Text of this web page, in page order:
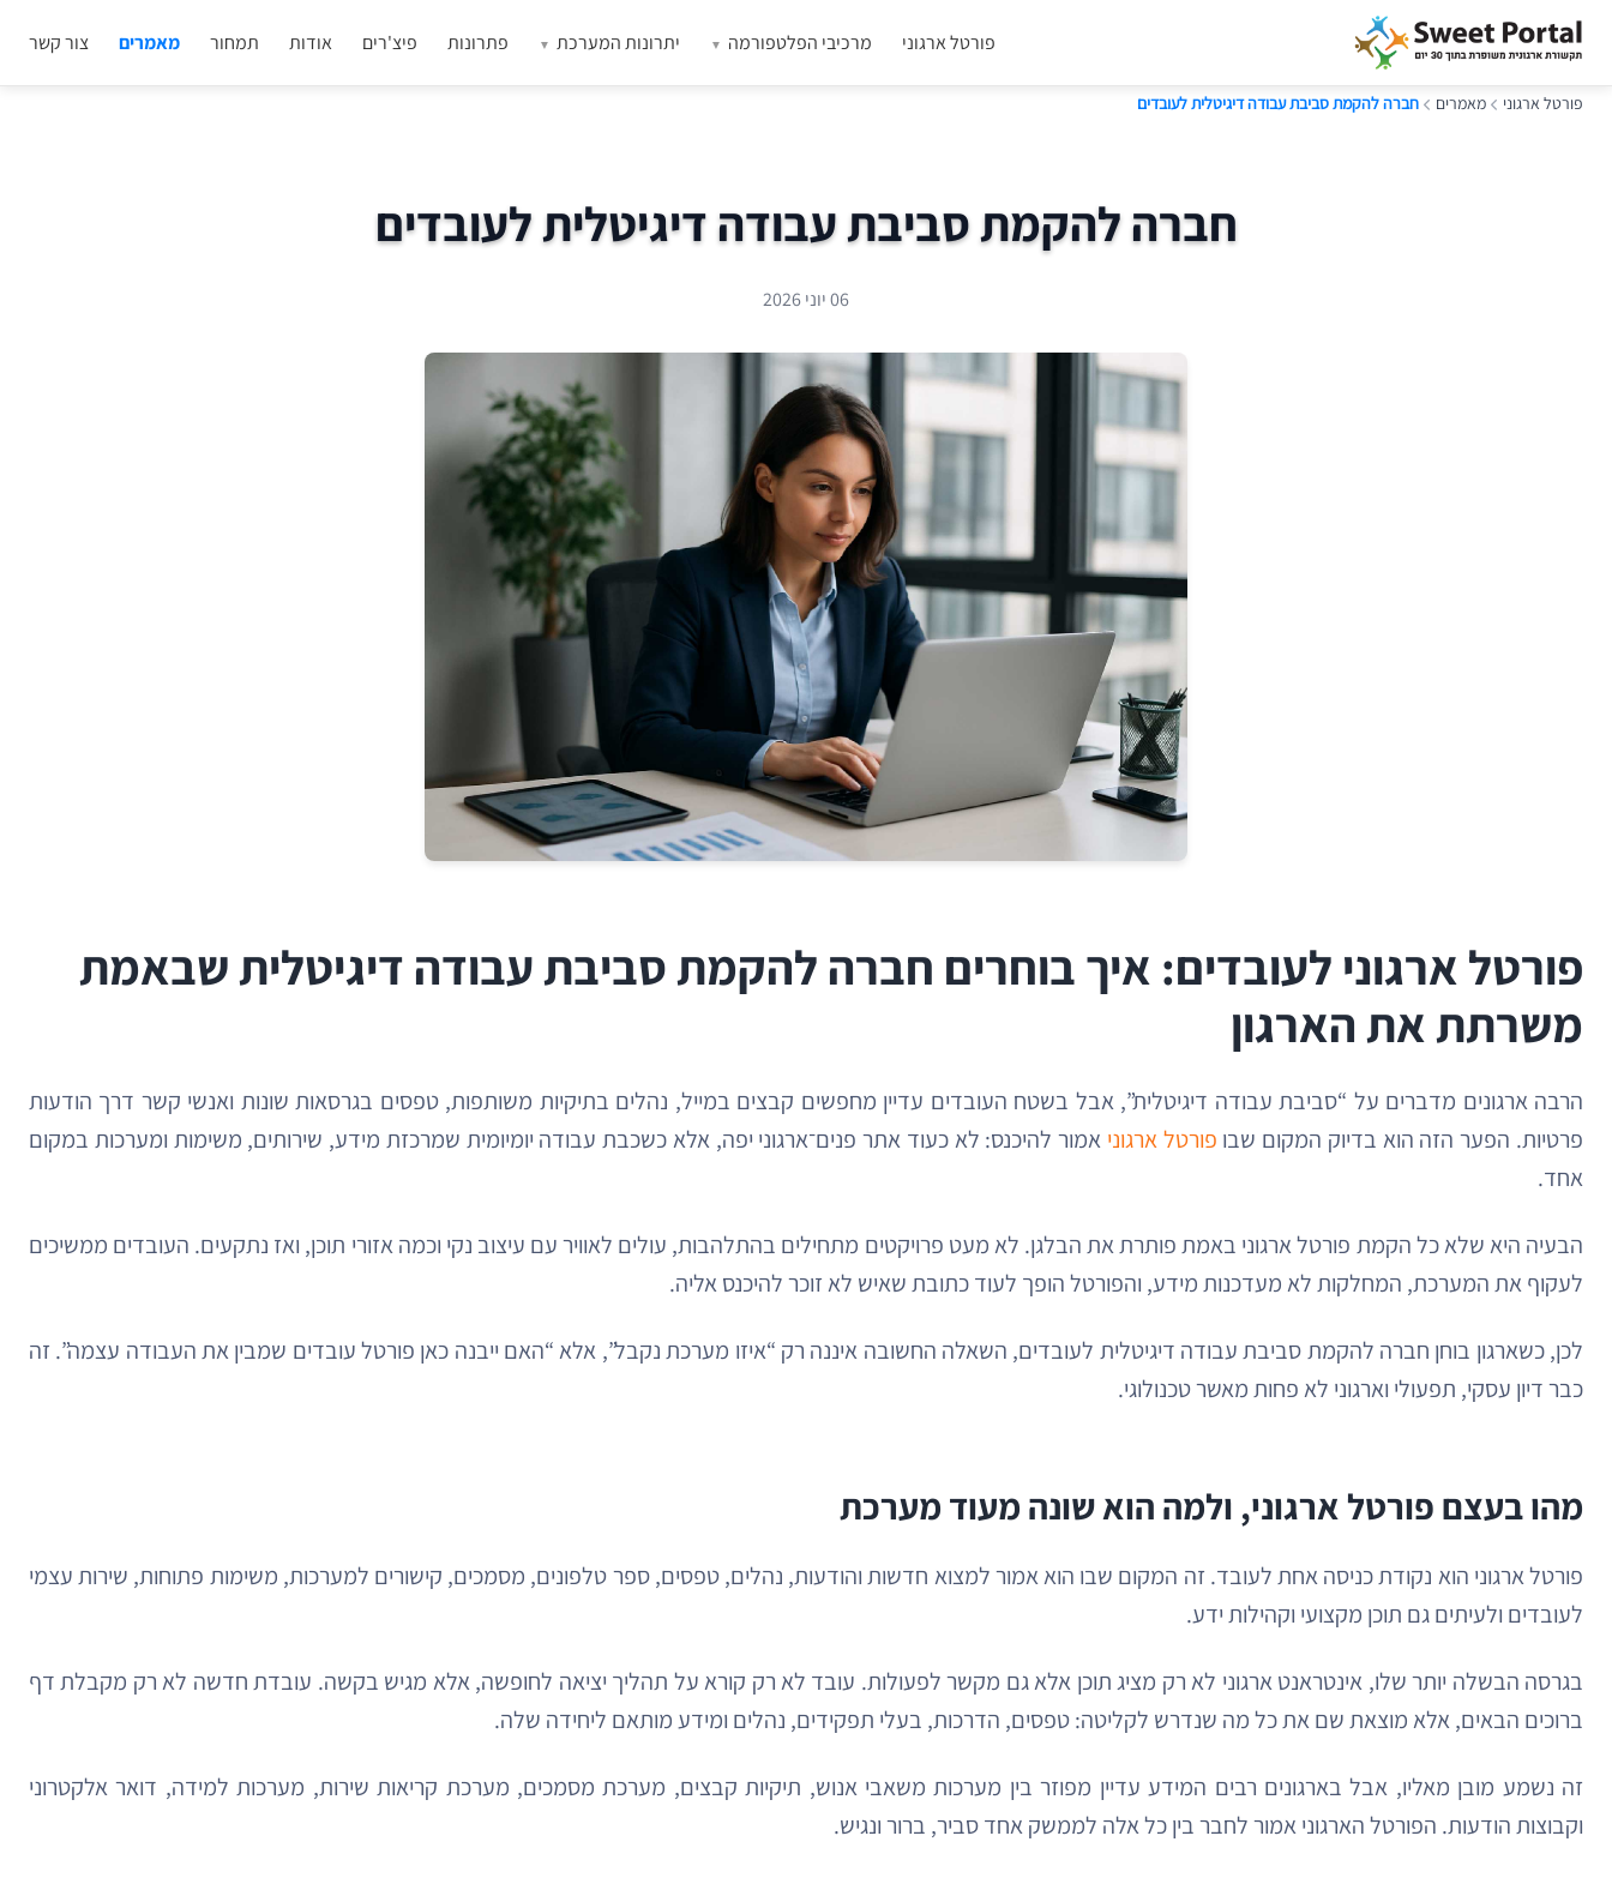
פורטל ארגוני מרכיבי הפלטפורמה יתרונות המערכת פתרונות פיצ'רים אודות תמחור מאמרים צור קשר
פורטל ארגוני מאמרים חברה להקמת סביבת עבודה דיגיטלית לעובדים
חברה להקמת סביבת עבודה דיגיטלית לעובדים
06 יוני 2026
פורטל ארגוני לעובדים: איך בוחרים חברה להקמת סביבת עבודה דיגיטלית שבאמת
משרתת את הארגון
הרבה ארגונים מדברים על “סביבת עבודה דיגיטלית”, אבל בשטח העובדים עדיין מחפשים קבצים במייל, נהלים בתיקיות משותפות, טפסים בגרסאות שונות ואנשי קשר דרך הודעות
פרטיות. הפער הזה הוא בדיוק המקום שבו פורטל ארגוני אמור להיכנס: לא כעוד אתר פנים־ארגוני יפה, אלא כשכבת עבודה יומיומית שמרכזת מידע, שירותים, משימות ומערכות במקום
אחד.
הבעיה היא שלא כל הקמת פורטל ארגוני באמת פותרת את הבלגן. לא מעט פרויקטים מתחילים בהתלהבות, עולים לאוויר עם עיצוב נקי וכמה אזורי תוכן, ואז נתקעים. העובדים ממשיכים
לעקוף את המערכת, המחלקות לא מעדכנות מידע, והפורטל הופך לעוד כתובת שאיש לא זוכר להיכנס אליה.
לכן, כשארגון בוחן חברה להקמת סביבת עבודה דיגיטלית לעובדים, השאלה החשובה איננה רק “איזו מערכת נקבל”, אלא “האם ייבנה כאן פורטל עובדים שמבין את העבודה עצמה”. זה
כבר דיון עסקי, תפעולי וארגוני לא פחות מאשר טכנולוגי.
מהו בעצם פורטל ארגוני, ולמה הוא שונה מעוד מערכת
פורטל ארגוני הוא נקודת כניסה אחת לעובד. זה המקום שבו הוא אמור למצוא חדשות והודעות, נהלים, טפסים, ספר טלפונים, מסמכים, קישורים למערכות, משימות פתוחות, שירות עצמי
לעובדים ולעיתים גם תוכן מקצועי וקהילות ידע.
בגרסה הבשלה יותר שלו, אינטראנט ארגוני לא רק מציג תוכן אלא גם מקשר לפעולות. עובד לא רק קורא על תהליך יציאה לחופשה, אלא מגיש בקשה. עובדת חדשה לא רק מקבלת דף
ברוכים הבאים, אלא מוצאת שם את כל מה שנדרש לקליטה: טפסים, הדרכות, בעלי תפקידים, נהלים ומידע מותאם ליחידה שלה.
זה נשמע מובן מאליו, אבל בארגונים רבים המידע עדיין מפוזר בין מערכות משאבי אנוש, תיקיות קבצים, מערכת מסמכים, מערכת קריאות שירות, מערכות למידה, דואר אלקטרוני
וקבוצות הודעות. הפורטל הארגוני אמור לחבר בין כל אלה לממשק אחד סביר, ברור ונגיש.